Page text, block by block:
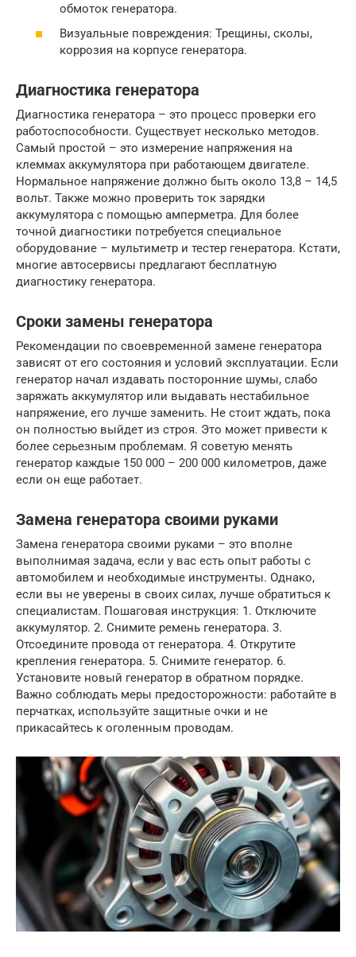
обмоток генератора.
Визуальные повреждения: Трещины, сколы,
коррозия на корпусе генератора.
Диагностика генератора
Диагностика генератора – это процесс проверки его
работоспособности. Существует несколько методов.
Самый простой – это измерение напряжения на
клеммах аккумулятора при работающем двигателе.
Нормальное напряжение должно быть около 13,8 – 14,5
вольт. Также можно проверить ток зарядки
аккумулятора с помощью амперметра. Для более
точной диагностики потребуется специальное
оборудование – мультиметр и тестер генератора. Кстати,
многие автосервисы предлагают бесплатную
диагностику генератора.
Сроки замены генератора
Рекомендации по своевременной замене генератора
зависят от его состояния и условий эксплуатации. Если
генератор начал издавать посторонние шумы, слабо
заряжать аккумулятор или выдавать нестабильное
напряжение, его лучше заменить. Не стоит ждать, пока
он полностью выйдет из строя. Это может привести к
более серьезным проблемам. Я советую менять
генератор каждые 150 000 – 200 000 километров, даже
если он еще работает.
Замена генератора своими руками
Замена генератора своими руками – это вполне
выполнимая задача, если у вас есть опыт работы с
автомобилем и необходимые инструменты. Однако,
если вы не уверены в своих силах, лучше обратиться к
специалистам. Пошаговая инструкция: 1. Отключите
аккумулятор. 2. Снимите ремень генератора. 3.
Отсоедините провода от генератора. 4. Открутите
крепления генератора. 5. Снимите генератор. 6.
Установите новый генератор в обратном порядке.
Важно соблюдать меры предосторожности: работайте в
перчатках, используйте защитные очки и не
прикасайтесь к оголенным проводам.